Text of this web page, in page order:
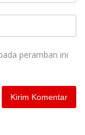
peramban ini